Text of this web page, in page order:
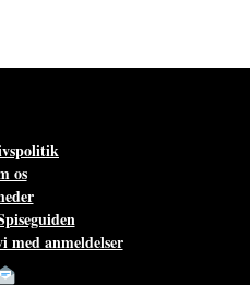
os
med anmeldelser